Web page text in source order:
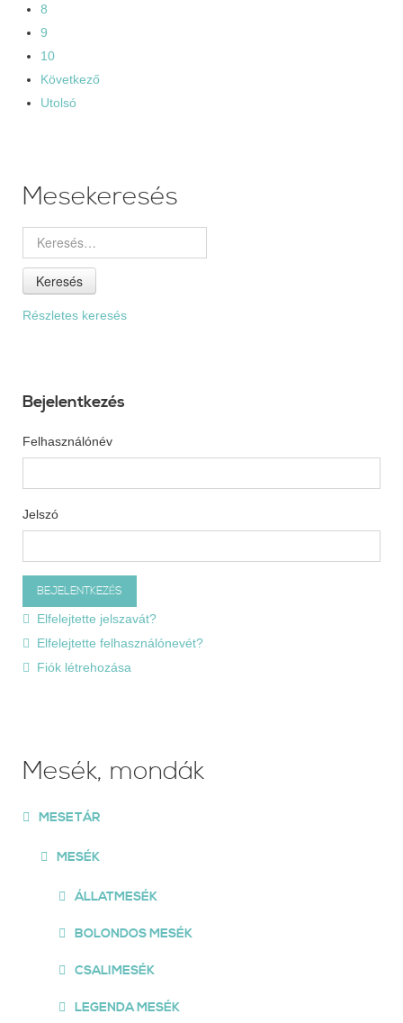
8
9
10
Következő
Utolsó
Mesekeresés
Keresés
Részletes keresés
Bejelentkezés
Felhasználónév
Jelszó
Elfelejtette jelszavát?
Elfelejtette felhasználónevét?
Fiók létrehozása
Mesék, mondák
MESETÁR
MESÉK
ÁLLATMESÉK
BOLONDOS MESÉK
CSALIMESÉK
LEGENDA MESÉK